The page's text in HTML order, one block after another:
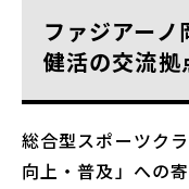
ファジアーノ
健活の交流拠
総合型スポーツク
向上・普及」への